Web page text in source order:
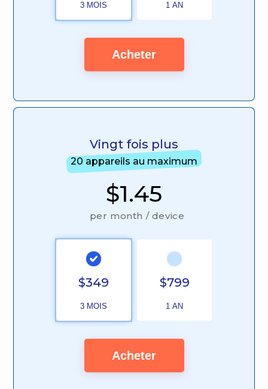
3 MOIS 1 AN
Acheter
Vingt fois plus
20 appareils au maximum
$1.45
per month / device
$349
3 MOIS
$799
1 AN
Acheter